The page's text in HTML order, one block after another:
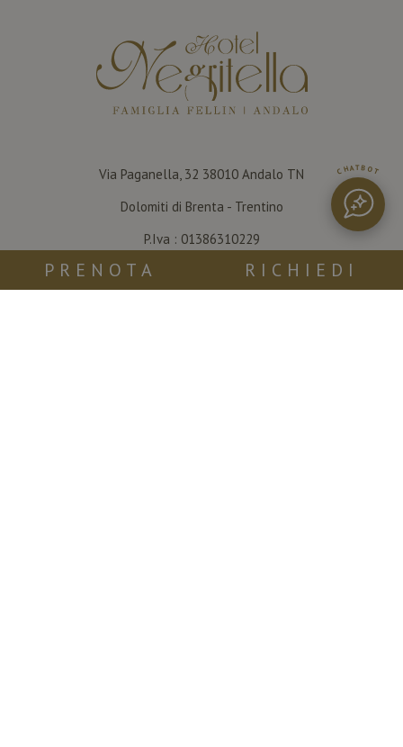
Via Paganella, 32 38010 Andalo TN
Dolomiti di Brenta - Trentino
P.Iva : 01386310229
CIN: IT022005A1WA5Q65X4
PRENOTA RICHIEDI
CHATBOT